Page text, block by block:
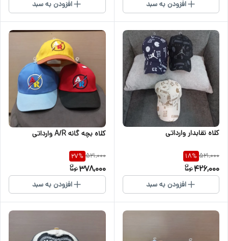
افزودن به سبد افزودن به سبد
کلاه نقابدار وارداتی
521,000
18%
426,000
افزودن به سبد
کلاه بچه گانه A/R وارداتی
521,000
27%
378,000
افزودن به سبد